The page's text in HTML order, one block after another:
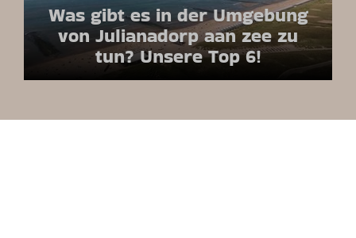
Was gibt es in der Umgebung
von Julianadorp aan zee zu
tun? Unsere Top 6!